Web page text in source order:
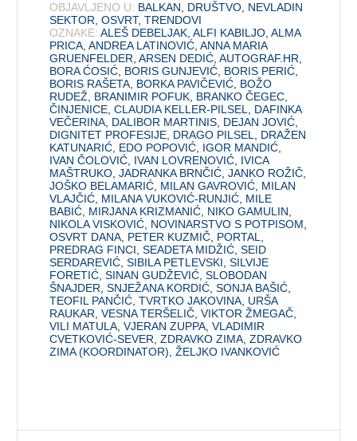
OBJAVLJENO U: BALKAN, DRUŠTVO, NEVLADIN
SEKTOR,OSVRT,TRENDOVI
OZNAKE: ALEŠ DEBELJAK,ALFI KABILJO,ALMA
PRICA,ANDREA LATINOVIĆ,ANNA MARIA
GRUENFELDER,ARSEN DEDIĆ,AUTOGRAF.HR,
BORA ĆOSIĆ, BORIS GUNJEVIĆ, BORIS PERIĆ,
BORIS RAŠETA, BORKA PAVIČEVIĆ, BOŽO
RUDEŽ, BRANIMIR POFUK, BRANKO ČEGEC,
ČINJENICE,CLAUDIA KELLER-PILSEL, DAFINKA
VEČERINA, DALIBOR MARTINIS, DEJAN JOVIĆ,
DIGNITET PROFESIJE, DRAGO PILSEL, DRAŽEN
KATUNARIĆ, EDO POPOVIĆ, IGOR MANDIĆ,
IVAN ČOLOVIĆ, IVAN LOVRENOVIĆ, IVICA
MAŠTRUKO,JADRANKA BRNČIĆ,JANKO ROŽIČ,
JOŠKO BELAMARIĆ, MILAN GAVROVIĆ, MILAN
VLAJČIĆ, MILANA VUKOVIĆ-RUNJIĆ, MILE
BABIĆ, MIRJANA KRIZMANIĆ, NIKO GAMULIN,
NIKOLA VISKOVIĆ, NOVINARSTVO S POTPISOM,
OSVRT DANA, PETER KUZMIČ, PORTAL,
PREDRAG FINCI,SEADETA MIDŽIĆ,SEID
SERDAREVIĆ,SIBILA PETLEVSKI,SILVIJE
FORETIĆ,SINAN GUDŽEVIĆ,SLOBODAN
ŠNAJDER,SNJEŽANA KORDIĆ,SONJA BAŠIĆ,
TEOFIL PANČIĆ,TVRTKO JAKOVINA, URŠA
RAUKAR,VESNA TERŠELIČ,VIKTOR ŽMEGAČ,
VILI MATULA,VJERAN ZUPPA,VLADIMIR
CVETKOVIĆ-SEVER,ZDRAVKO ZIMA,ZDRAVKO
ZIMA (KOORDINATOR),ŽELJKO IVANKOVIĆ